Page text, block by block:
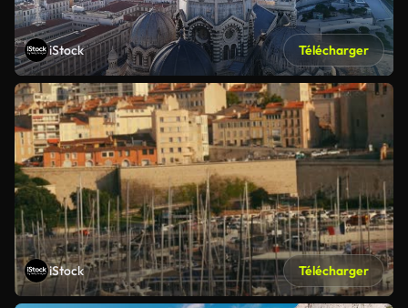
iStock Télécharger
iStock Télécharger